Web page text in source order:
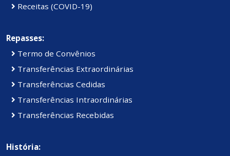
Receitas (COVID-19)
Repasses:
Termo de Convênios
Transferências Extraordinárias
Transferências Cedidas
Transferências Intraordinárias
Transferências Recebidas
História: